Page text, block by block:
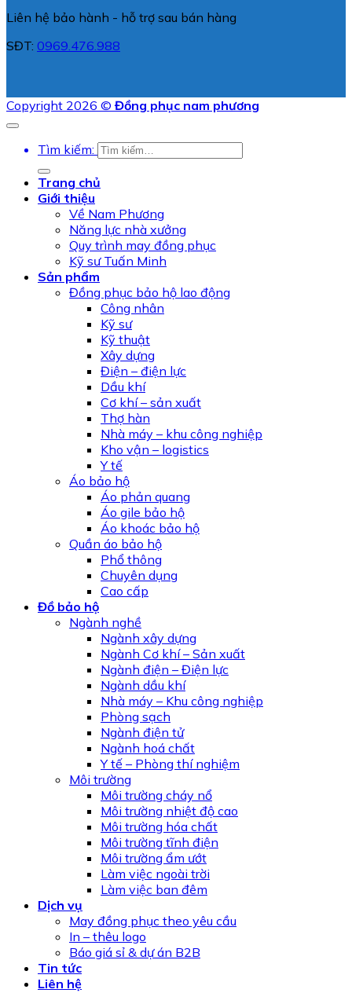
Liên hệ bảo hành - hỗ trợ sau bán hàng
SĐT: 0969.476.988
Copyright 2026 ©Đồng phục nam phương
Tìm kiếm:
Trang chủ
Giới thiệu
Về Nam Phương
Năng lực nhà xưởng
Quy trình may đồng phục
Kỹ sư Tuấn Minh
Sản phẩm
Đồng phục bảo hộ lao động
Công nhân
Kỹ sư
Kỹ thuật
Xây dựng
Điện – điện lực
Dầu khí
Cơ khí – sản xuất
Thợ hàn
Nhà máy – khu công nghiệp
Kho vận – logistics
Y tế
Áo bảo hộ
Áo phản quang
Áo gile bảo hộ
Áo khoác bảo hộ
Quần áo bảo hộ
Phổ thông
Chuyên dụng
Cao cấp
Đồ bảo hộ
Ngành nghề
Ngành xây dựng
Ngành Cơ khí – Sản xuất
Ngành điện – Điện lực
Ngành dầu khí
Nhà máy – Khu công nghiệp
Phòng sạch
Ngành điện tử
Ngành hoá chất
Y tế – Phòng thí nghiệm
Môi trường
Môi trường cháy nổ
Môi trường nhiệt độ cao
Môi trường hóa chất
Môi trường tĩnh điện
Môi trường ẩm ướt
Làm việc ngoài trời
Làm việc ban đêm
Dịch vụ
May đồng phục theo yêu cầu
In – thêu logo
Báo giá sỉ & dự án B2B
Tin tức
Liên hệ